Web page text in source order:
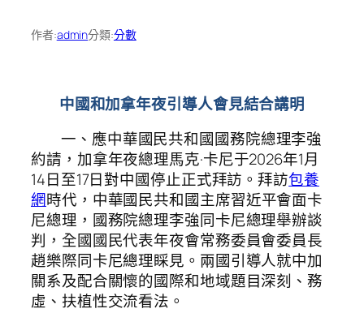
作者:admin分類:分數
中國和加拿年夜引導人會見結合講明
一、應中華國民共和國國務院總理李強
約請，加拿年夜總理馬克·卡尼于2026年1月
14日至17日對中國停止正式拜訪。拜訪包養
網時代，中華國民共和國主席習近平會面卡
尼總理，國務院總理李強同卡尼總理舉辦談
判，全國國民代表年夜會常務委員會委員長
趙樂際同卡尼總理睬見。兩國引導人就中加
關系及配合關懷的國際和地域題目深刻、務
虛、扶植性交流看法。